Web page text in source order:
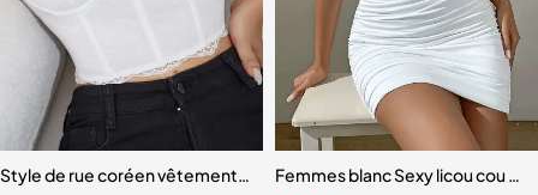
Style de rue coréen vêtements d'extérieur Sexy dentelle coupe
Femmes blanc Sexy licou cou